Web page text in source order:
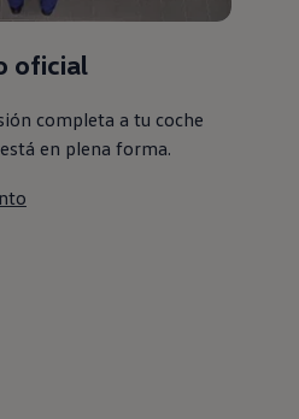
oficial
completa a tu coche
en plena forma.